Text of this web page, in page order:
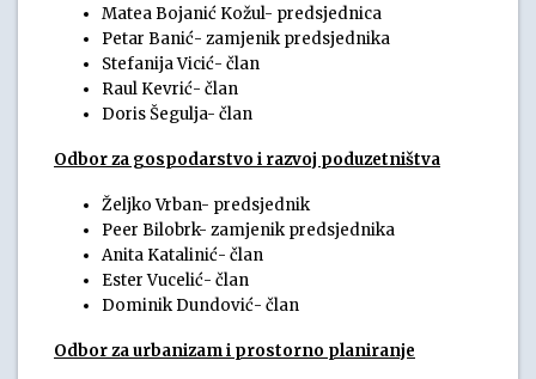
Matea Bojanić Kožul- predsjednica
Petar Banić- zamjenik predsjednika
Stefanija Vicić- član
Raul Kevrić- član
Doris Šegulja- član
Odbor za gospodarstvo i razvoj poduzetništva
Željko Vrban- predsjednik
Peer Bilobrk- zamjenik predsjednika
Anita Katalinić- član
Ester Vucelić- član
Dominik Dundović- član
Odbor za urbanizam i prostorno planiranje